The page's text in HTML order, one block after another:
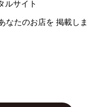
ルサイト
なたのお店を 掲載しま